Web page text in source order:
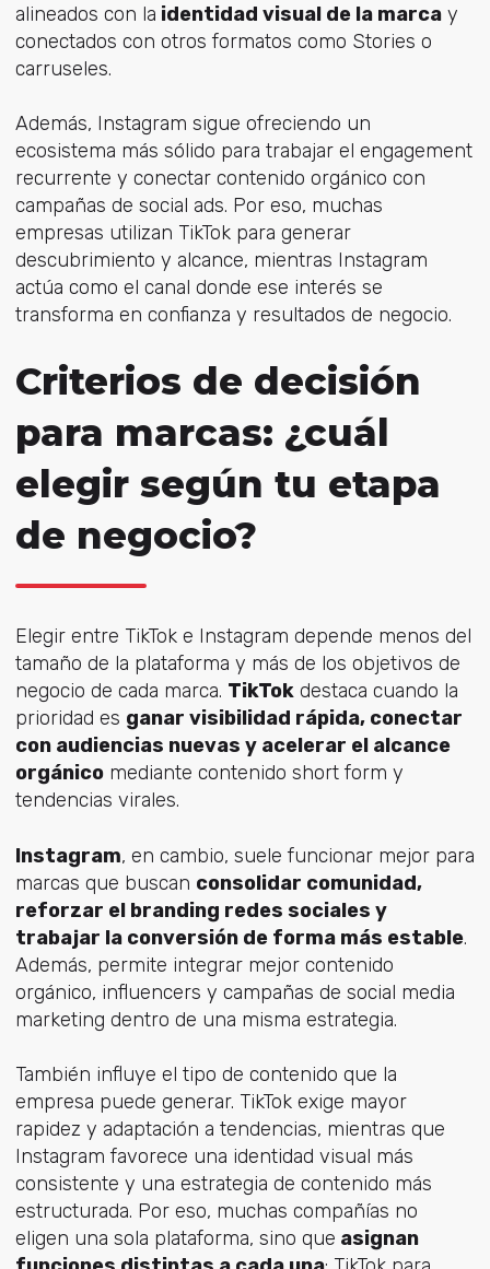
alineados con la identidad visual de la marcay
conectados con otros formatos como Stories o
carruseles.
Además, Instagram sigue ofreciendo un
ecosistema más sólido para trabajar el engagement
recurrente y conectar contenido orgánico con
campañas de social ads. Por eso, muchas
empresas utilizan TikTok para generar
descubrimiento y alcance, mientras Instagram
actúa como el canal donde ese interés se
transforma en confianza y resultados de negocio.
Criterios de decisión
para marcas: ¿cuál
elegir según tu etapa
de negocio?
Elegir entre TikTok e Instagram depende menos del
tamaño de la plataforma y más de los objetivos de
negocio de cada marca. TikTokdestaca cuando la
prioridad es ganar visibilidad rápida, conectar
con audiencias nuevas y acelerar el alcance
orgánicomediante contenido short form y
tendencias virales.
Instagram, en cambio, suele funcionar mejor para
marcas que buscan consolidar comunidad,
reforzar el branding redes sociales y
trabajar la conversión de forma más estable.
Además, permite integrar mejor contenido
orgánico, influencers y campañas de social media
marketing dentro de una misma estrategia.
También influye el tipo de contenido que la
empresa puede generar. TikTok exige mayor
rapidez y adaptación a tendencias, mientras que
Instagram favorece una identidad visual más
consistente y una estrategia de contenido más
estructurada. Por eso, muchas compañías no
eligen una sola plataforma, sino que asignan